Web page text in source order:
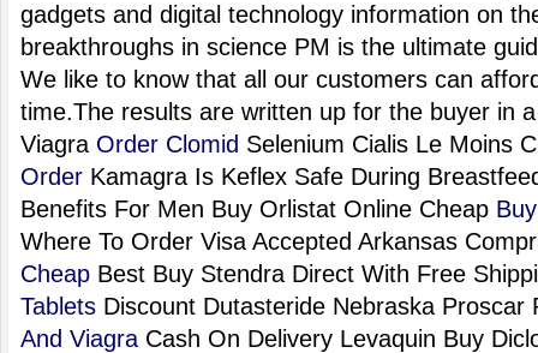
gadgets and digital technology information on
breakthroughs in science PM is the ultimate
We like to know that all our customers can
time.The results are written up for the buyer in
Viagra Order Clomid Selenium Cialis Le Moins
Order Kamagra Is Keflex Safe During
Benefits For Men Buy Orlistat Online Cheap
Where To Order Visa Accepted Arkansas
Cheap Best Buy Stendra Direct With Free
Tablets Discount Dutasteride Nebraska
And Viagra Cash On Delivery Levaquin Buy